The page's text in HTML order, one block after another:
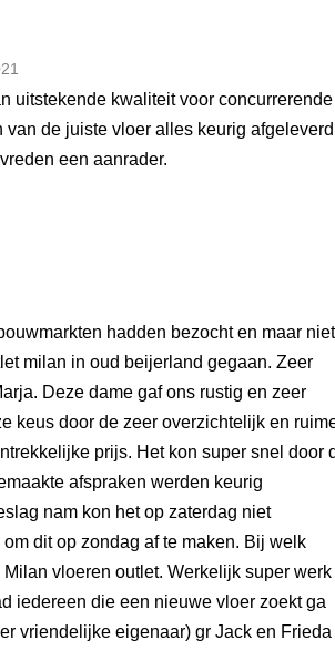
uitstekende kwaliteit voor concurrerende
de juiste vloer alles keurig afgeleverd
een aanrader.
hadden bezocht en maar niet
milan in oud beijerland gegaan. Zeer
Deze dame gaf ons rustig en zeer
keus door de zeer overzichtelijk en
prijs. Het kon super snel door
afspraken werden keurig
nam kon het op zaterdag niet
dit op zondag af te maken. Bij welk
vloeren outlet. Werkelijk super werk
iedereen die een nieuwe vloer zoekt ga
vriendelijke eigenaar) gr Jack en Frieda